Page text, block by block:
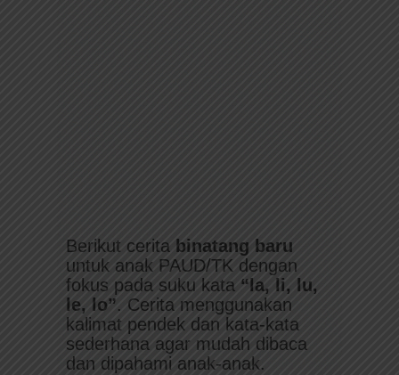
Berikut cerita binatang baru
untuk anak PAUD/TK dengan
fokus pada suku kata “la, li, lu,
le, lo”. Cerita menggunakan
kalimat pendek dan kata-kata
sederhana agar mudah dibaca
dan dipahami anak-anak.